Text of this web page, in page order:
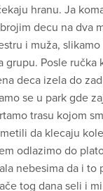
hranu. Ja
decu na dva
i muža,
grupu. Posle ručka
deca izela do
se u park gde
trasu kojom
da klecaju
odlazimo do
nebesima da i to
tog dana seli i